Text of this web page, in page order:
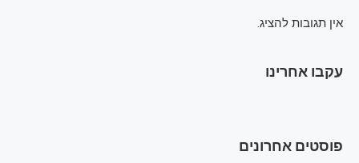
אין תגובות להציג.
עקבו אחרינו
פוסטים אחרונים